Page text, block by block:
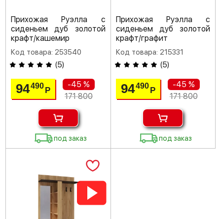
Прихожая Руэлла с
сиденьем дуб золотой
крафт/кашемир
Код товара: 253540
(5)
94490 Р
-45 %
171 800
под заказ
Прихожая Руэлла с
сиденьем дуб золотой
крафт/графит
Код товара: 215331
(5)
94490 Р
-45 %
171 800
под заказ